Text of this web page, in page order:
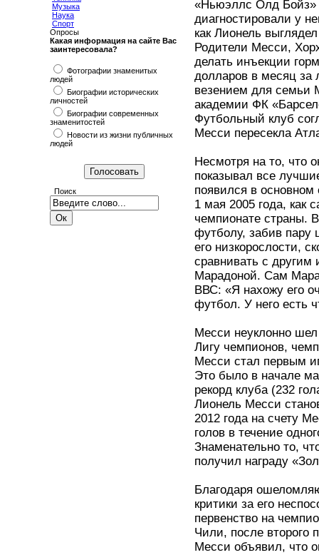
Музыка
Наука
Спорт
Опросы
Какая информация на сайте Вас
заинтересовала?
Фотографии знаменитых
людей
Биографии исторических
личностей
Биографии современных
знаменитостей
Новости из жизни публичных
людей
Поиск
«Ньюэллс Олд Бойз»
диагностировали у
как Лионель
Родители Месси,
делать инъекции
долларов в месяц за
везением для семьи
академии ФК
Футбольный клуб
Месси пересекла
Несмотря на то, что
показывал все
появился в основном
1 мая 2005 года, как
чемпионате страны.
футболу, забив пару
его низкорослости,
сравнивать с
Марадоной. Сам
ВВС: «Я нахожу его
футбол. У него есть
Месси неуклонно шел
Лигу чемпионов,
Месси стал первым
Это было в начале
рекорд клуба (232
Лионель Месси
2012 года на счету
голов в течение
Знаменательно то,
получил награду
Благодаря
критики за его
первенство на
Чили, после второго
Месси объявил, что